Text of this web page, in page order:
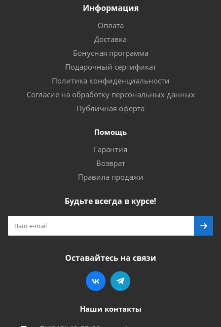
Информация
Оплата
Доставка
Бонусная программа
Подарочный сертификат
Политика конфиденциальности
Согласие на обработку персональных данных
Публичная оферта
Помощь
Гарантия
Возврат
Правила продажи
Будьте всегда в курсе!
Оставайтесь на связи
Наши контакты